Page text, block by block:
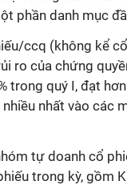
phần danh mục
ccq (không kể
ro của chứng
trong quý I, đạt
nhất vào các
tự doanh cổ
trong kỳ, gồm